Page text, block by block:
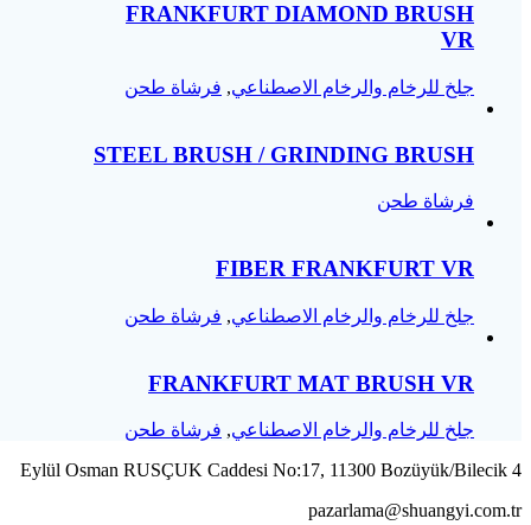
FRANKFURT DIAMOND BRUSH
VR
جلخ للرخام والرخام الاصطناعي, فرشاة طحن
STEEL BRUSH / GRINDING BRUSH
فرشاة طحن
FIBER FRANKFURT VR
جلخ للرخام والرخام الاصطناعي, فرشاة طحن
FRANKFURT MAT BRUSH VR
جلخ للرخام والرخام الاصطناعي, فرشاة طحن
4 Eylül Osman RUSÇUK Caddesi No:17, 11300 Bozüyük/Bilecik
pazarlama@shuangyi.com.tr